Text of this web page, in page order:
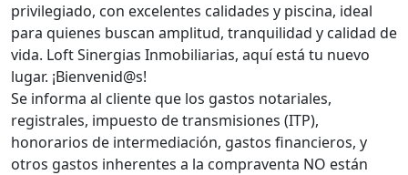
privilegiado, con excelentes calidades y piscina, ideal
para quienes buscan amplitud, tranquilidad y calidad de
vida. Loft Sinergias Inmobiliarias, aquí está tu nuevo
lugar. ¡Bienvenid@s!
Se informa al cliente que los gastos notariales,
registrales, impuesto de transmisiones (ITP),
honorarios de intermediación, gastos financieros, y
otros gastos inherentes a la compraventa NO están